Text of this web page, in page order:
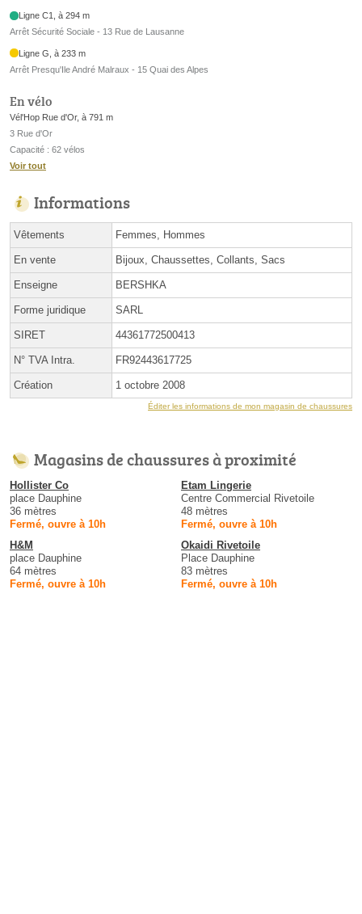
Ligne C1, à 294 m
Arrêt Sécurité Sociale - 13 Rue de Lausanne
Ligne G, à 233 m
Arrêt Presqu'Ile André Malraux - 15 Quai des Alpes
En vélo
Vél'Hop Rue d'Or, à 791 m
3 Rue d'Or
Capacité : 62 vélos
Voir tout
Informations
Vêtements Femmes, Hommes
En vente Bijoux, Chaussettes, Collants, Sacs
Enseigne BERSHKA
Forme juridique SARL
SIRET 44361772500413
N° TVA Intra. FR92443617725
Création 1 octobre 2008
Éditer les informations de mon magasin de chaussures
Magasins de chaussures à proximité
Hollister Co
place Dauphine
36 mètres
Fermé, ouvre à 10h
Etam Lingerie
Centre Commercial Rivetoile
48 mètres
Fermé, ouvre à 10h
H&M
place Dauphine
64 mètres
Fermé, ouvre à 10h
Okaidi Rivetoile
Place Dauphine
83 mètres
Fermé, ouvre à 10h